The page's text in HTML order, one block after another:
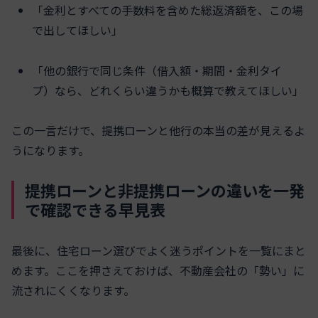
「金利とすべての手数料を含めた総返済額を、この場
で出してほしい」
「他の銀行で同じ条件（借入額・期間・金利タイ
プ）なら、どれくらい違うかも概算で教えてほしい」
この一言だけで、提携ローンと他行の本当の差が見えるよ
うになります。
提携ローンと非提携ローンの違いを一発
で確認できる早見表
最後に、住宅ローン選びでよく迷うポイントを一覧にまと
めます。ここを押さえておけば、不動産会社の「勢い」に
流されにくくなります。